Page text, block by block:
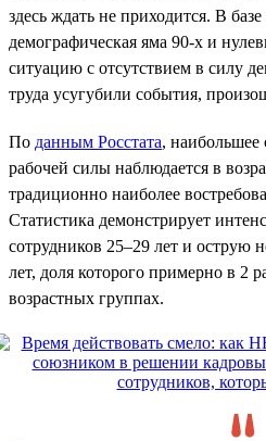
здесь ждать не приходится. В
демографическая яма 90-х и
ситуацию с отсутствием в силу
труда усугубили события,
По данным Росстата, наибольшее
рабочей силы наблюдается в
традиционно наиболее
Статистика демонстрирует
сотрудников 25–29 лет и острую
лет, доля которого примерно в 2
возрастных группах.